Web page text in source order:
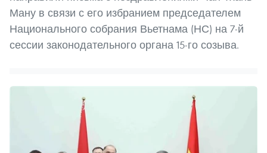
Ману в связи с его избранием председателем
Национального собрания Вьетнама (НС) на 7-й
сессии законодательного органа 15-го созыва.